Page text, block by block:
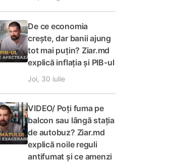
De ce economia
crește, dar banii ajung
tot mai puțin? Ziar.md
explică inflația și PIB-ul
Joi, 30 iulie
VIDEO/ Poți fuma pe
balcon sau lângă stația
de autobuz? Ziar.md
explică noile reguli
antifumat și ce amenzi